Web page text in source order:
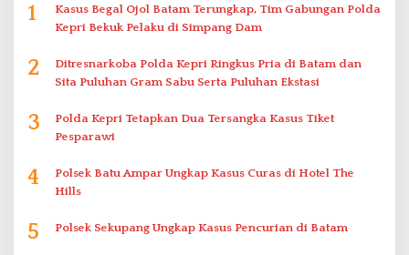
1
Kasus Begal Ojol Batam Terungkap, Tim Gabungan Polda
Kepri Bekuk Pelaku di Simpang Dam
2
Ditresnarkoba Polda Kepri Ringkus Pria di Batam dan
Sita Puluhan Gram Sabu Serta Puluhan Ekstasi
3
Polda Kepri Tetapkan Dua Tersangka Kasus Tiket
Pesparawi
4
Polsek Batu Ampar Ungkap Kasus Curas di Hotel The
Hills
5 Polsek Sekupang Ungkap Kasus Pencurian di Batam